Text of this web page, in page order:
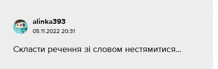
alinka393
05.11.2022 20:31
Скласти речення зі словом нестямитися...